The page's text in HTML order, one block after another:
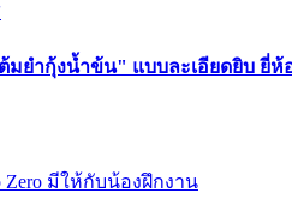
มยำกุ้งน้ำข้น" แบบละเอียดยิบ ยี่